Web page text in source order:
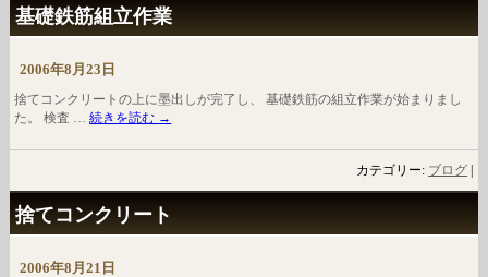
基礎鉄筋組立作業
2006年8月23日
捨てコンクリートの上に墨出しが完了し、 基礎鉄筋の組立作業が始まりまし
た。 検査 …続きを読む →
カテゴリー: ブログ
捨てコンクリート
2006年8月21日